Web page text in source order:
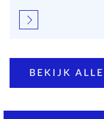
BEKIJK